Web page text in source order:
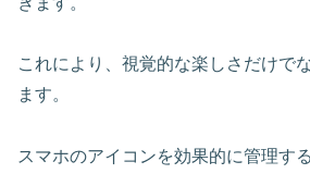
これにより、視覚的な楽しさだけで
ます。
スマホのアイコンを効果的に管理す